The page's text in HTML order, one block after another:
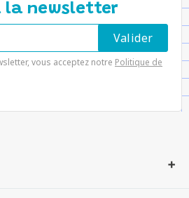
la newsletter
vous acceptez notre Politique de